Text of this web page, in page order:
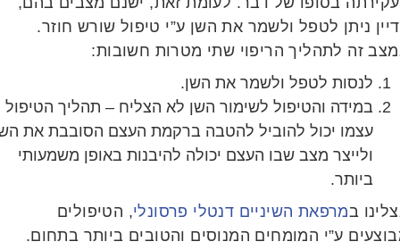
ניתן לטפל ולשמר את השן ע”י טיפול שורש חוזר.
זה לתהליך הריפוי שתי מטרות חשובות:
לנסות לטפל ולשמר את השן.
במידה והטיפול לשימור השן לא הצליח – תהליך הטיפול
עצמו יכול להוביל להטבה ברקמת העצם הסובבת את השן
ולייצר מצב שבו העצם יכולה להיבנות באופן משמעותי
ביותר.
במרפאת השיניים דנטלי פרסונלי, הטיפולים
ע”י המומחים המנוסים והטובים ביותר בתחום.